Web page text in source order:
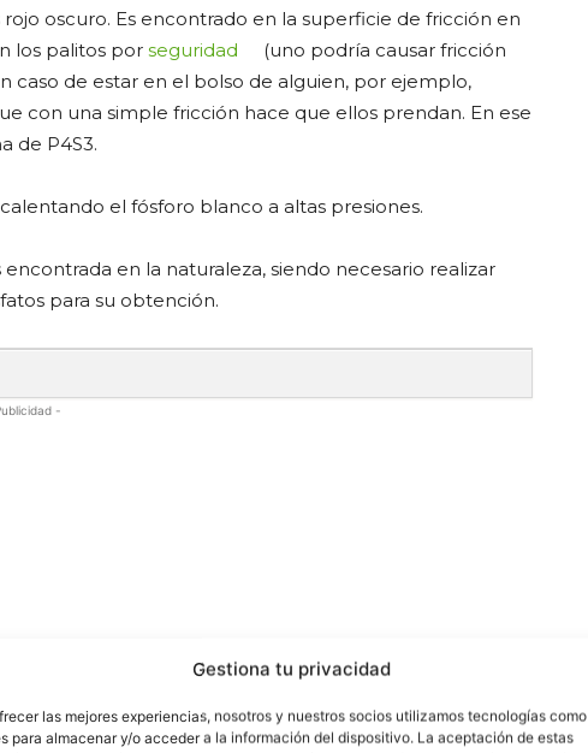
Gestiona tu privacidad
las mejores experiencias, nosotros y nuestros socios utilizamos tecnologías como
para almacenar y/o acceder a la información del dispositivo. La aceptación de estas
oscuro. Es encontrado en la superficie de fricción en
los palitos por seguridad
(uno podría causar fricción
caso de estar en el bolso de alguien, por ejemplo,
con una simple fricción hace que ellos prendan. En ese
de P4S3.
el fósforo blanco a altas presiones.
en la naturaleza, siendo necesario realizar
para su obtención.
-